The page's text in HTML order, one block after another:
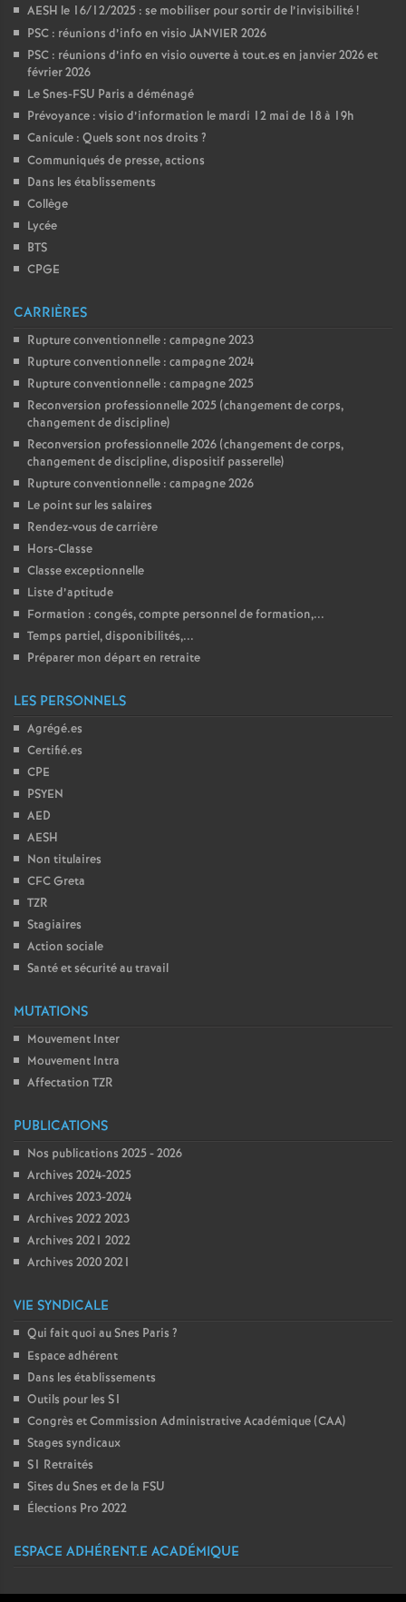
AESH le 16/12/2025 : se mobiliser pour sortir de l’invisibilité!
PSC : réunions d’info en visio JANVIER 2026
PSC : réunions d’info en visio ouverte à tout.es en janvier 2026 et
février 2026
Le Snes-FSU Paris a déménagé
Prévoyance : visio d’information le mardi 12 mai de 18 à 19h
Canicule : Quels sont nos droits ?
Communiqués de presse, actions
Dans les établissements
Collège
Lycée
BTS
CPGE
CARRIÈRES
Rupture conventionnelle : campagne 2023
Rupture conventionnelle : campagne 2024
Rupture conventionnelle : campagne 2025
Reconversion professionnelle 2025 (changement de corps,
changement de discipline)
Reconversion professionnelle 2026 (changement de corps,
changement de discipline, dispositif passerelle)
Rupture conventionnelle : campagne 2026
Le point sur les salaires
Rendez-vous de carrière
Hors-Classe
Classe exceptionnelle
Liste d’aptitude
Formation : congés, compte personnel de formation,...
Temps partiel, disponibilités,...
Préparer mon départ en retraite
LES PERSONNELS
Agrégé.es
Certifié.es
CPE
PSYEN
AED
AESH
Non titulaires
CFC Greta
TZR
Stagiaires
Action sociale
Santé et sécurité au travail
MUTATIONS
Mouvement Inter
Mouvement Intra
Affectation TZR
PUBLICATIONS
Nos publications 2025 - 2026
Archives 2024-2025
Archives 2023-2024
Archives 2022 2023
Archives 2021 2022
Archives 2020 2021
VIE SYNDICALE
Qui fait quoi au Snes Paris ?
Espace adhérent
Dans les établissements
Outils pour les S1
Congrès et Commission Administrative Académique (CAA)
Stages syndicaux
S1 Retraités
Sites du Snes et de la FSU
Élections Pro 2022
ESPACE ADHÉRENT.E ACADÉMIQUE